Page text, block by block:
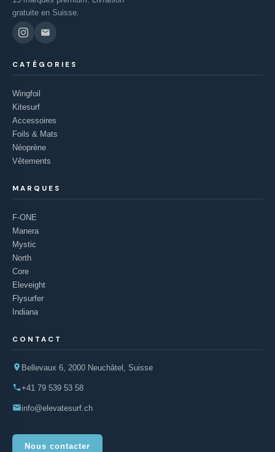
gratuite en Suisse.
CATÉGORIES
Wingfoil
Kitesurf
Accessoires
Foils & Mats
Néoprène
Vêtements
MARQUES
F-ONE
Manera
Mystic
North
Core
Eleveight
Flysurfer
Indiana
CONTACT
Bellevaux 6, 2000 Neuchâtel, Suisse
+41 79 539 53 58
info@elevatesurf.ch
Nous contacter